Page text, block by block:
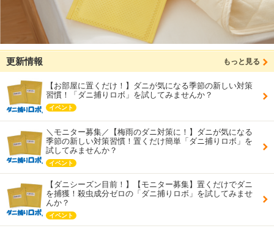
更新情報 もっと見る
【お部屋に置くだけ！】ダニが気になる季節の新しい対策
習慣！「ダニ捕りロボ」を試してみませんか？
イベント
＼モニター募集／【梅雨のダニ対策に！】ダニが気になる
季節の新しい対策習慣！置くだけ簡単「ダニ捕りロボ」を
試してみませんか？
イベント
【ダニシーズン目前！】【モニター募集】置くだけでダニ
を捕獲！殺虫成分ゼロの「ダニ捕りロボ」を試してみませ
んか？
イベント